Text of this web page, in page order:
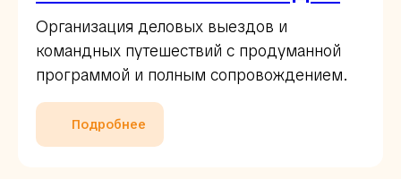
Организация деловых выездов и
командных путешествий с продуманной
программой и полным сопровождением.
Подробнее